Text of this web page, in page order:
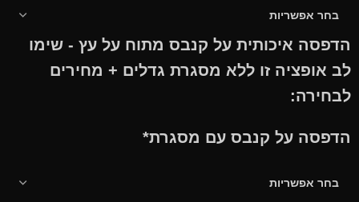
הדפסה איכותית על קנבס מתוח על עץ - שימו
לב אופציה זו ללא מסגרת גדלים + מחירים
לבחירה:
הדפסה על קנבס עם מסגרת*